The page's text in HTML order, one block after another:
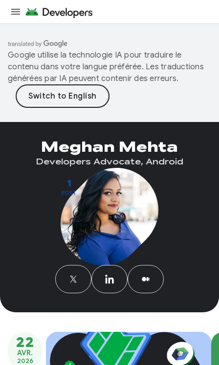
Google utilise la technologie IA pour traduire le
contenu dans votre langue préférée. Les traductions
générées par IA peuvent contenir des erreurs.
1
POST
Meghan Mehta
Developers Advocate, Android
22
AVR.
2026